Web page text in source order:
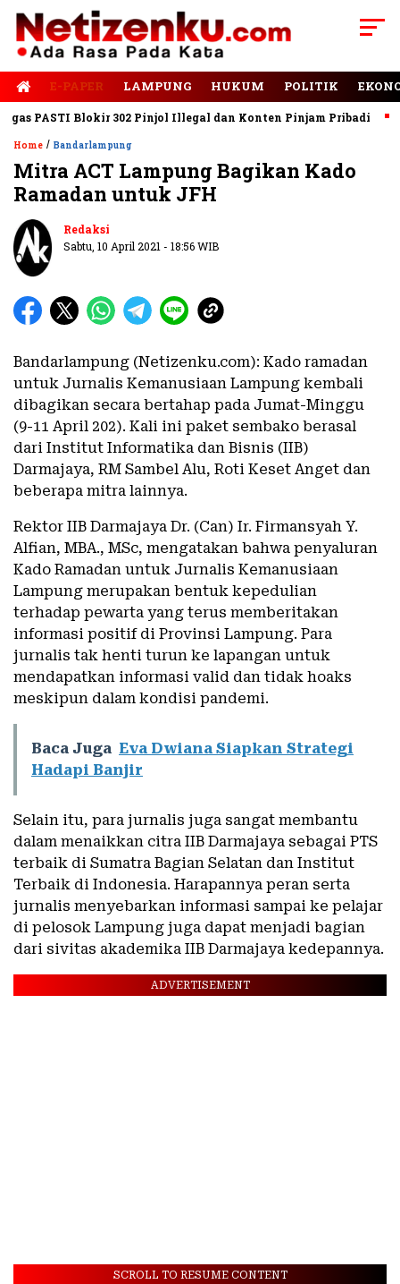
E-PAPER LAMPUNG HUKUM POLITIK
PASTI Blokir 302 Pinjol Illegal dan Konten Pinjam Pribadi
Home / Bandarlampung
Mitra ACT Lampung Bagikan Kado
Ramadan untuk JFH
Redaksi
Sabtu, 10 April 2021 - 18:56 WIB
Bandarlampung (Netizenku.com): Kado ramadan
untuk Jurnalis Kemanusiaan Lampung kembali
dibagikan secara bertahap pada Jumat-Minggu
(9-11 April 202). Kali ini paket sembako berasal
dari Institut Informatika dan Bisnis (IIB)
Darmajaya, RM Sambel Alu, Roti Keset Anget dan
beberapa mitra lainnya.
Rektor IIB Darmajaya Dr. (Can) Ir. Firmansyah Y.
Alfian, MBA., MSc, mengatakan bahwa penyaluran
Kado Ramadan untuk Jurnalis Kemanusiaan
Lampung merupakan bentuk kepedulian
terhadap pewarta yang terus memberitakan
informasi positif di Provinsi Lampung. Para
jurnalis tak henti turun ke lapangan untuk
mendapatkan informasi valid dan tidak hoaks
meskipun dalam kondisi pandemi.
Baca Juga Eva Dwiana Siapkan Strategi
Hadapi Banjir
Selain itu, para jurnalis juga sangat membantu
dalam menaikkan citra IIB Darmajaya sebagai PTS
terbaik di Sumatra Bagian Selatan dan Institut
Terbaik di Indonesia. Harapannya peran serta
jurnalis menyebarkan informasi sampai ke pelajar
di pelosok Lampung juga dapat menjadi bagian
dari sivitas akademika IIB Darmajaya kedepannya.
ADVERTISEMENT
Baca Juga Pemkot Bandar Lampung
Tertibkan Kabel Provider Semrawut
SCROLL TO RESUME CONTENT